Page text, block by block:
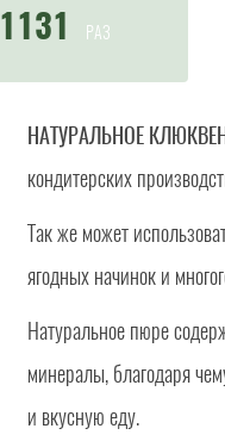
1131 РАЗ
НАТУРАЛЬНОЕ
кондитерских
Так же может
ягодных начинок и
Натуральное пюре
минералы, благодаря
и вкусную еду.